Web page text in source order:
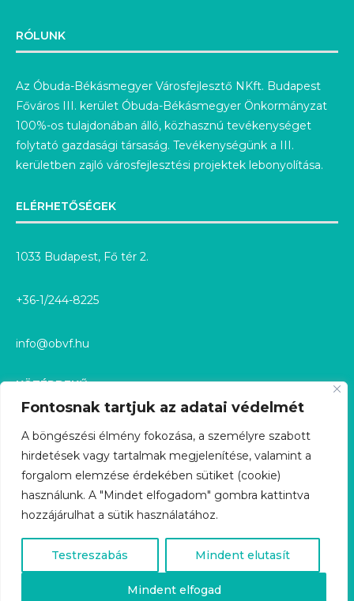
Fontosnak tartjuk az adatai védelmét
A böngészési élmény fokozása, a személyre szabott
hirdetések vagy tartalmak megjelenítése, valamint a
forgalom elemzése érdekében sütiket (cookie)
használunk. A "Mindet elfogadom" gombra kattintva
hozzájárulhat a sütik használatához.
Testreszabás Mindent elutasít
Mindent elfogad
RÓLUNK
Az Óbuda-Békásmegyer Városfejlesztő NKft. Budapest
Főváros III. kerület Óbuda-Békásmegyer Önkormányzat
100%-os tulajdonában álló, közhasznú tevékenységet
folytató gazdasági társaság. Tevékenységünk a III.
kerületben zajló városfejlesztési projektek lebonyolítása.
ELÉRHETŐSÉGEK
1033 Budapest, Fő tér 2.
+36-1/244-8225
info@obvf.hu
KÖZÉRDEKŰ
KÖZÉRDEKŰ ADATOK
KÖZÉRDEKŰ ADATIGÉNYLÉS
GDPR
ÜGYFÉLSZOLGÁLAT
KARRIER